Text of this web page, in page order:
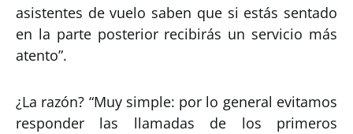
asistentes de vuelo saben que si estás sentado
en la parte posterior recibirás un servicio más
atento”.
¿La razón? “Muy simple: por lo general evitamos
responder las llamadas de los primeros